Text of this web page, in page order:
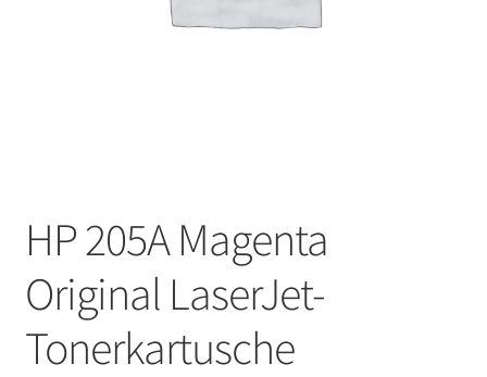
HP 205A Magenta
Original LaserJet-
Tonerkartusche